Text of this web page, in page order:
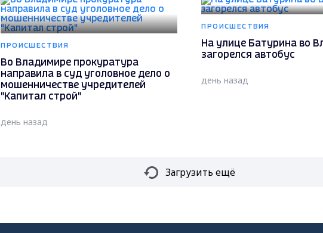
ПРОИСШЕСТВИЯ
Во Владимире прокуратура
направила в суд уголовное дело о
мошенничестве учредителей
"Капитал строй"
день назад
ПРОИСШЕСТВИЯ
На улице Батурина во
загорелся автобус
день назад
Загрузить ещё